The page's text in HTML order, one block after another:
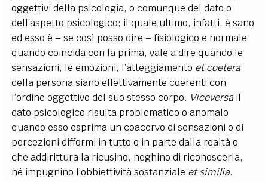
oggettivi della psicologia, o comunque del dato o
dell’aspetto psicologico; il quale ultimo, infatti, è sano
ed esso è – se così posso dire – fisiologico e normale
quando coincida con la prima, vale a dire quando le
sensazioni, le emozioni, l’atteggiamento et coetera
della persona siano effettivamente coerenti con
l’ordine oggettivo del suo stesso corpo. Viceversail
dato psicologico risulta problematico o anomalo
quando esso esprima un coacervo di sensazioni o di
percezioni difformi in tutto o in parte dalla realtà o
che addirittura la ricusino, neghino di riconoscerla,
né impugnino l’obbiettività sostanziale et similia.